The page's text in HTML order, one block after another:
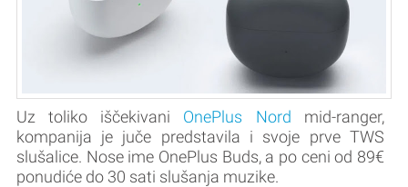
Uz toliko iščekivani OnePlus Nord mid-ranger,
kompanija je juče predstavila i svoje prve TWS
slušalice. Nose ime OnePlus Buds, a po ceni od 89€
ponudiće do 30 sati slušanja muzike.